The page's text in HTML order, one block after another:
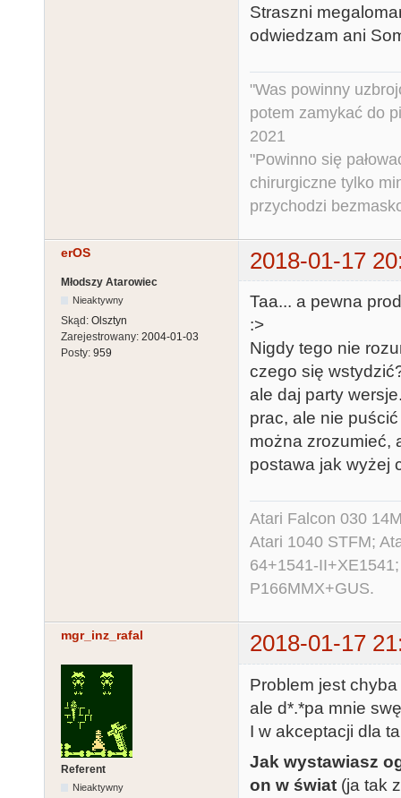
Straszni
odwiedzam ani
"Was powinny
potem zamykać do
2021
"Powinno się
chirurgiczne tylko
przychodzi
erOS 2018-01-17
Młodszy Atarowiec
Nieaktywny
Skąd: Olsztyn
Zarejestrowany: 2004-01-03
Posty: 959
Taa... a pewna
:>
Nigdy tego nie
czego się
ale daj party
prac, ale nie
można zrozumieć,
postawa jak wyżej
Atari Falcon 030
Atari 1040 STFM;
64+1541-
P166MMX+GUS.
mgr_inz_rafal 2018-01-17
Referent
Nieaktywny
Problem jest
ale d*.*pa mnie
I w akceptacji dla
Jak wystawiasz
on w świat (ja tak